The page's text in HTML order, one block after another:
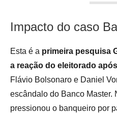
Impacto do caso
Esta é a primeira pesquisa
a reação do eleitorado
Flávio Bolsonaro e Daniel
escândalo do Banco Master.
pressionou o banqueiro por